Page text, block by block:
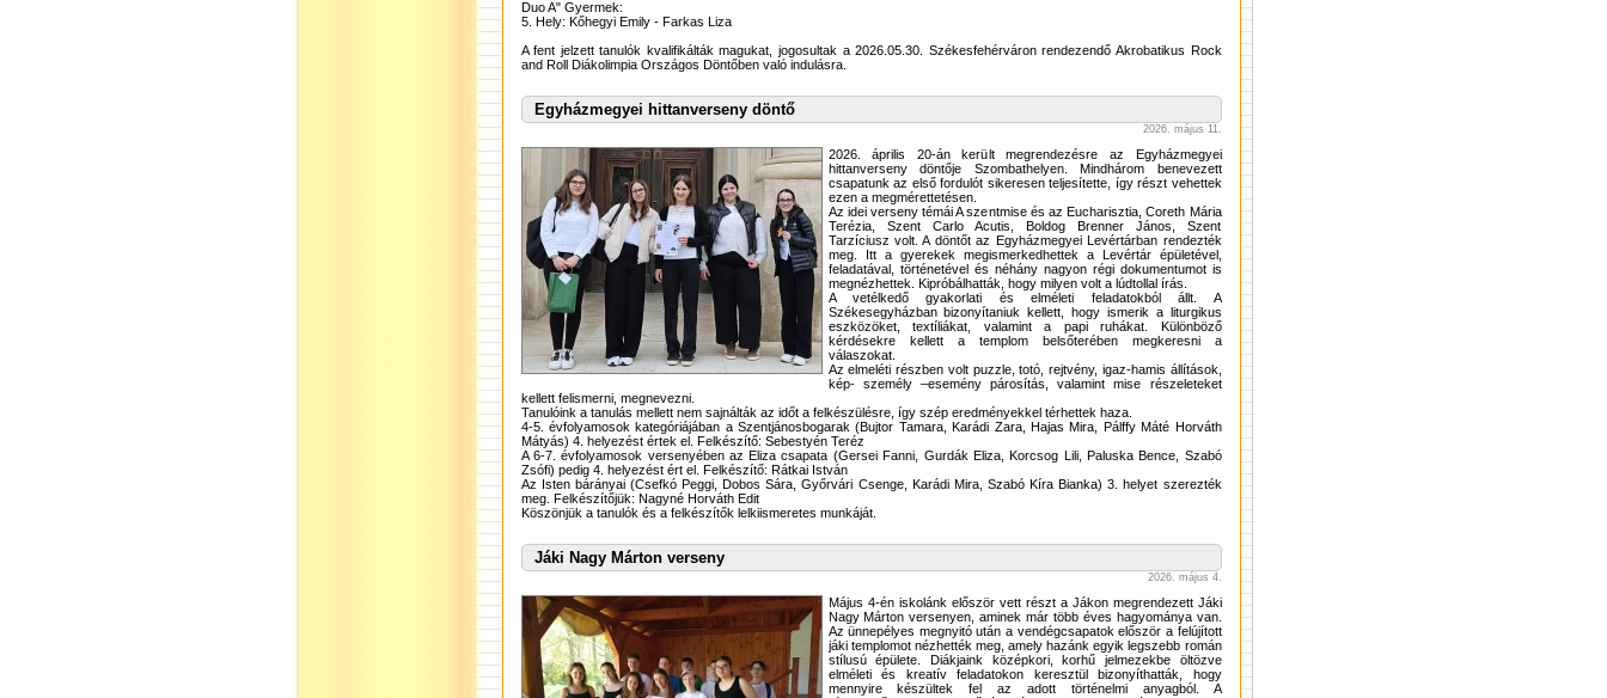
Duo A" Gyermek:
5. Hely: Kőhegyi Emily - Farkas Liza
A fent jelzett tanulók kvalifikálták magukat, jogosultak a 2026.05.30. Székesfehérváron rendezendő Akrobatikus Rock
and Roll Diákolimpia Országos Döntőben való indulásra.
Egyházmegyei hittanverseny döntő
2026. május 11.
2026. április 20-án került megrendezésre az Egyházmegyei
hittanverseny döntője Szombathelyen. Mindhárom benevezett
csapatunk az első fordulót sikeresen teljesítette, így részt vehettek
ezen a megmérettetésen.
Az idei verseny témái A szentmise és az Eucharisztia, Coreth Mária
Terézia, Szent Carlo Acutis, Boldog Brenner János, Szent
Tarzíciusz volt. A döntőt az Egyházmegyei Levértárban rendezték
meg. Itt a gyerekek megismerkedhettek a Levértár épületével,
feladatával, történetével és néhány nagyon régi dokumentumot is
megnézhettek. Kipróbálhatták, hogy milyen volt a lúdtollal írás.
A vetélkedő gyakorlati és elméleti feladatokból állt. A
Székesegyházban bizonyítaniuk kellett, hogy ismerik a liturgikus
eszközöket, textíliákat, valamint a papi ruhákat. Különböző
kérdésekre kellett a templom belsőterében megkeresni a
válaszokat.
Az elmeléti részben volt puzzle, totó, rejtvény, igaz-hamis állítások,
kép- személy –esemény párosítás, valamint mise részeleteket
kellett felismerni, megnevezni.
Tanulóink a tanulás mellett nem sajnálták az időt a felkészülésre, így szép eredményekkel térhettek haza.
4-5. évfolyamosok kategóriájában a Szentjánosbogarak (Bujtor Tamara, Karádi Zara, Hajas Mira, Pálffy Máté Horváth
Mátyás) 4. helyezést értek el. Felkészítő: Sebestyén Teréz
A 6-7. évfolyamosok versenyében az Eliza csapata (Gersei Fanni, Gurdák Eliza, Korcsog Lili, Paluska Bence, Szabó
Zsófi) pedig 4. helyezést ért el. Felkészítő: Rátkai István
Az Isten bárányai (Csefkó Peggi, Dobos Sára, Győrvári Csenge, Karádi Mira, Szabó Kíra Bianka) 3. helyet szerezték
meg. Felkészítőjük: Nagyné Horváth Edit
Köszönjük a tanulók és a felkészítők lelkiismeretes munkáját.
Jáki Nagy Márton verseny
2026. május 4.
Május 4-én iskolánk először vett részt a Jákon megrendezett Jáki
Nagy Márton versenyen, aminek már több éves hagyománya van.
Az ünnepélyes megnyitó után a vendégcsapatok először a felújított
jáki templomot nézhették meg, amely hazánk egyik legszebb román
stílusú épülete. Diákjaink középkori, korhű jelmezekbe öltözve
elméleti és kreatív feladatokon keresztül bizonyíthatták, hogy
mennyire készültek fel az adott történelmi anyagból. A